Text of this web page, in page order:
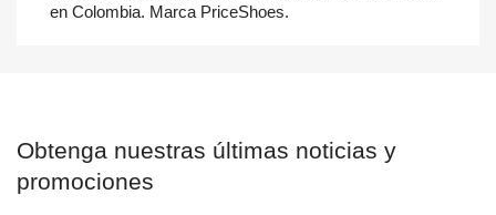
en Colombia. Marca PriceShoes.
Obtenga nuestras últimas noticias y
promociones